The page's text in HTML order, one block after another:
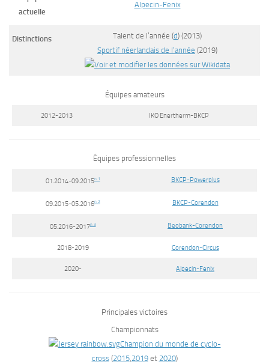
actuelle
Alpecin-Fenix
Distinctions Talent de l’année (d) (2013)
Sportif néerlandais de l’année (2019)
Équipes amateurs
2012-2013 IKO Enertherm-BKCP
Équipes professionnelles
01.2014-09.2015n 1 BKCP-Powerplus
09.2015-05.2016n 2 BKCP-Corendon
05.2016-2017n 3 Beobank-Corendon
2018-2019 Corendon-Circus
2020- Alpecin-Fenix
Principales victoires
Championnats
Champion du monde de cyclo-
cross(2015,2019et 2020)